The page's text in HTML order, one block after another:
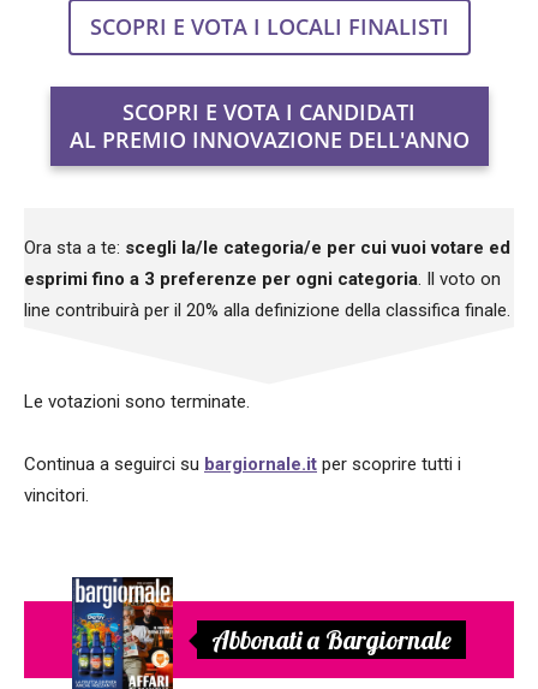
SCOPRI E VOTA I LOCALI FINALISTI
SCOPRI E VOTA I CANDIDATI
AL PREMIO INNOVAZIONE DELL'ANNO
Ora sta a te: scegli la/le categoria/e per cui vuoi votare ed
esprimi fino a 3 preferenze per ogni categoria. Il voto on
line contribuirà per il 20% alla definizione della classifica finale.
Le votazioni sono terminate.
Continua a seguirci su bargiornale.it per scoprire tutti i
vincitori.
Abbonati a Bargiornale